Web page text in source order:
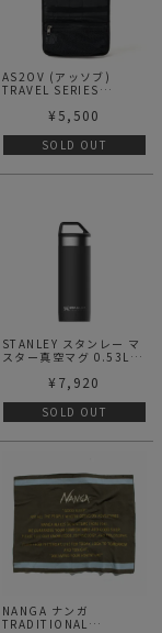
AS2OV (アッソブ)
TRAVEL SERIES
¥ 5,500
SOLD OUT
STANLEY スタンレー マ
スター真空マグ 0.53L マ
筒 少量 ポケット 携帯 キ
ウトドア アウトドア用品
ピクニック スポーツ 部
02661-058
¥ 7,920
SOLD OUT
NANGA ナンガ
TRADITIONAL